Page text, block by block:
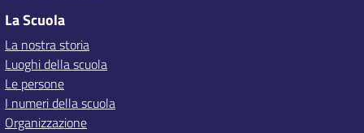
La Scuola
La nostra storia
Luoghi della scuola
Le persone
I numeri della scuola
Organizzazione